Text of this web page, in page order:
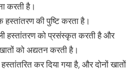
करती है।
हस्तांतरण की पुष्टि करता है।
हस्तांतरण को प्रसंस्कृत करती है और
को अद्यतन करती है।
कर दिया गया है, और दोनों खातों